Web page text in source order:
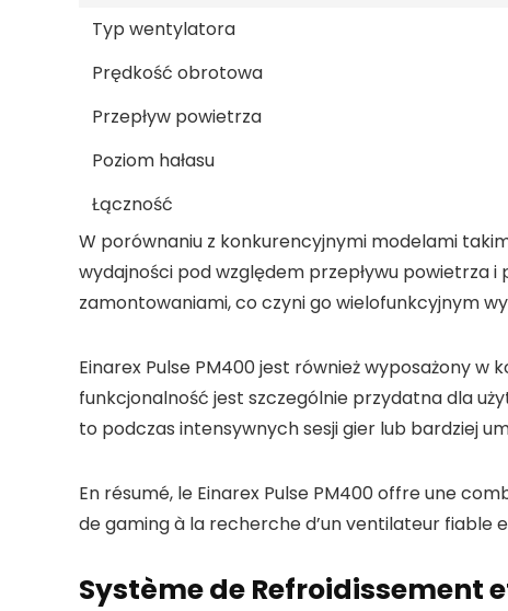
Typ wentylatora
Prędkość obrotowa
Przepływ powietrza
Poziom hałasu
Łączność
W porównaniu z konkurencyjnymi modelami
wydajności pod względem przepływu powietrza
zamontowaniami, co czyni go wielofunkcyjnym
Einarex Pulse PM400 jest również wyposażony
funkcjonalność jest szczególnie przydatna dla
to podczas intensywnych sesji gier lub bardziej
En résumé, le Einarex Pulse PM400 offre une
de gaming à la recherche d’un ventilateur fiable
Système de Refroidissement